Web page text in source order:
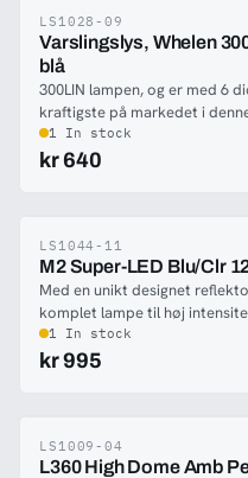
-77%
LS1028-09
Varslingslys, Whelen
blå
300LIN lampen, og er med 6
kraftigste på markedet i
er støbt i epoxy, for at kunne
fugtighed og vibrationer.
effekt.
1 In stock
kr 640
-74%
LS1044-11
M2 Super-LED Blu/Clr
Med en unikt designet
komplet lampe til høj
Standard M2 kan monteres
1 In stock
kr 995
-71%
LS1009-04
L360 High Dome Amb